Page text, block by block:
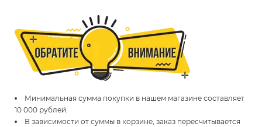
Минимальная сумма покупки в нашем магазине составляет
10 000 рублей.
В зависимости от суммы в корзине, заказ пересчитывается